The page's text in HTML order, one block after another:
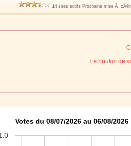
14 sites actifs Prochaine mise Ã
Le bouton de
Votes du 08/07/2026 au 06/08/2026